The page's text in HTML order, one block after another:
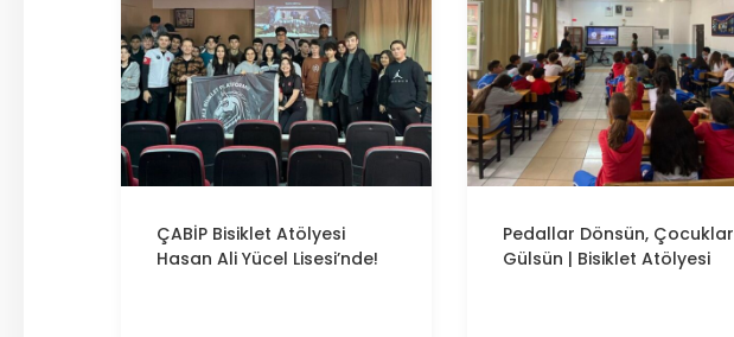
ÇABİPBisiklet Atölyesi
Hasan Ali Yücel Lisesi’nde!
Pedallar Dönsün, Çocuklar
Gülsün | Bisiklet Atölyesi